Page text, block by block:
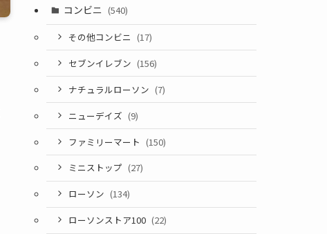
コンビニ (540)
その他コンビニ (17)
セブンイレブン (156)
ナチュラルローソン (7)
ニューデイズ (9)
ファミリーマート (150)
ミニストップ (27)
ローソン (134)
ローソンストア100 (22)